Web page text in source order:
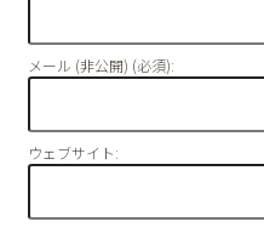
メール (非公開) (必須):
ウェブサイト: